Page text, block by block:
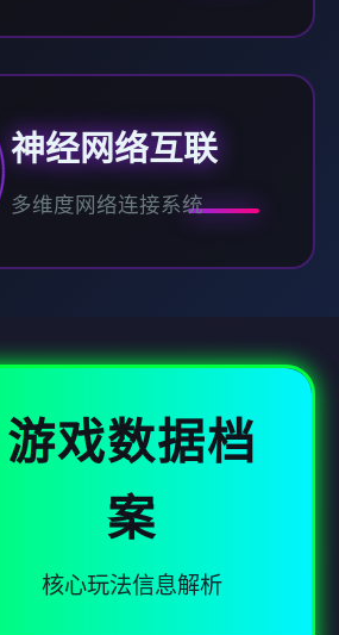
神经网络互联
多维度网络连接系统
游戏数据档
案
核心玩法信息解析